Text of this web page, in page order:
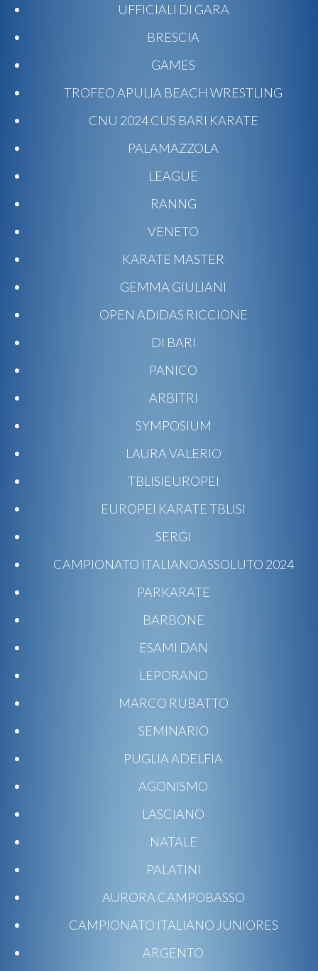
UFFICIALI DI GARA
BRESCIA
GAMES
TROFEO APULIA BEACH WRESTLING
CNU 2024 CUS BARI KARATE
PALAMAZZOLA
LEAGUE
RANNG
VENETO
KARATE MASTER
GEMMA GIULIANI
OPEN ADIDAS RICCIONE
DI BARI
PANICO
ARBITRI
SYMPOSIUM
LAURA VALERIO
TBLISIEUROPEI
EUROPEI KARATE TBLISI
SERGI
CAMPIONATO ITALIANOASSOLUTO 2024
PARKARATE
BARBONE
ESAMI DAN
LEPORANO
MARCO RUBATTO
SEMINARIO
PUGLIA ADELFIA
AGONISMO
LASCIANO
NATALE
PALATINI
AURORA CAMPOBASSO
CAMPIONATO ITALIANO JUNIORES
ARGENTO